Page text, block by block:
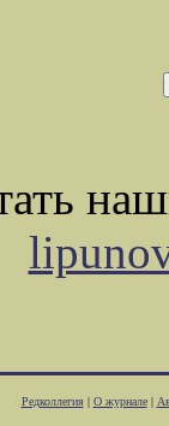
Редколлегия| О журнале|